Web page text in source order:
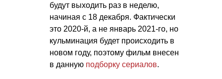
будут выходить раз в неделю,
начиная с 18 декабря. Фактически
это 2020-й, а не январь 2021-го, но
кульминация будет происходить в
новом году, поэтому фильм внесен
в данную подборку сериалов.